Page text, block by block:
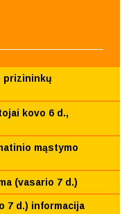
prizininkų
kovo 6 d.,
mąstymo
(vasario 7 d.)
7 d.) informacija